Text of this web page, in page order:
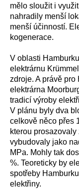
mělo sloužit i
nahradily menší
menší účinností.
kogenerace.
V oblasti
elektrárnu
zdroje. A právě pro
elektrárna
tradicí výroby
V plánu byly dva
celkově něco přes
kterou
vybudovaly jako
MPa. Mohly tak
%. Teoreticky by
spotřeby
elektřiny.